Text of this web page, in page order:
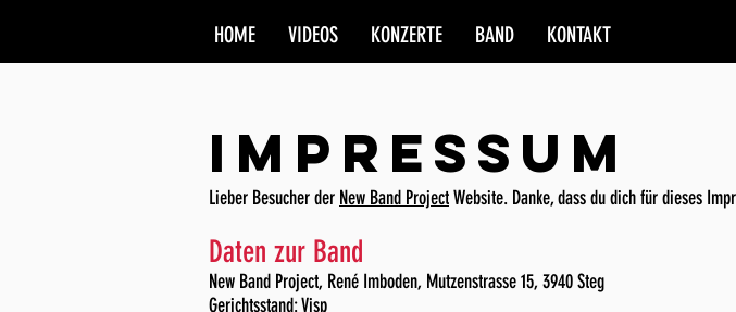
HOME VIDEOS KONZERTE BAND KONTAKT
IMPRESSUM
Lieber Besucher der New Band ProjectWebsite. Danke, dass du dich für dieses
Daten zur Band
New Band Project, René Imboden, Mutzenstrasse 15, 3940 Steg
Gerichtsstand: Visp